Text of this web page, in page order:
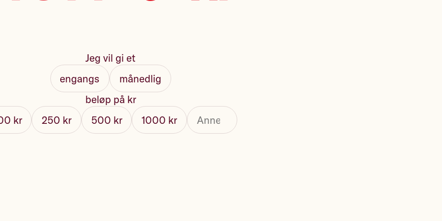
Jeg vil gi et
engangs
månedlig
beløp på kr
kr
250 kr 500 kr 1000 kr